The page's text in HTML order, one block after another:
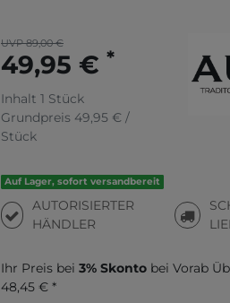
UVP 89,00 €
49,95 € *
Inhalt 1 Stück
Grundpreis 49,95 € /
Stück
Auf Lager, sofort versandbereit
AUTORISIERTER
HÄNDLER
Ihr Preis bei 3% Skonto bei Vorab
48,45 € *